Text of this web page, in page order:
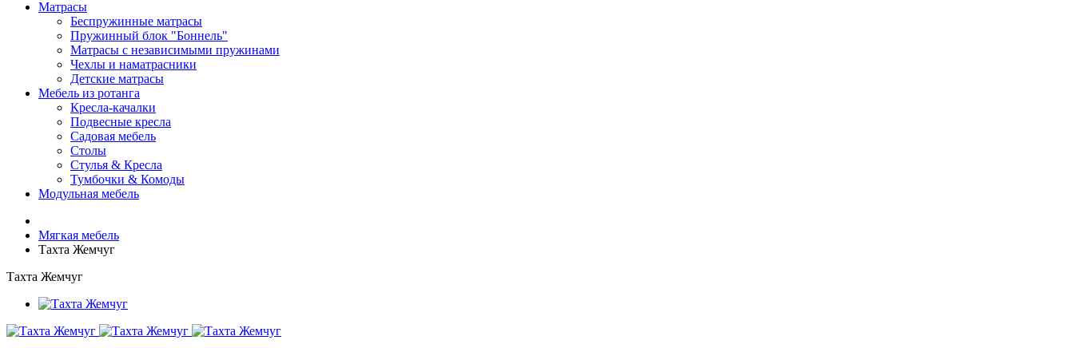
Матрасы
Беспружинные матрасы
Пружинный блок "Боннель"
Матрасы с независимыми пружинами
Чехлы и наматрасники
Детские матрасы
Мебель из ротанга
Кресла-качалки
Подвесные кресла
Садовая мебель
Столы
Стулья & Кресла
Тумбочки & Комоды
Модульная мебель
Мягкая мебель
Тахта Жемчуг
Тахта Жемчуг